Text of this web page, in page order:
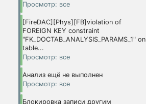
Просмотр: все
[FireDAC][Phys][FB]violation of
FOREIGN KEY constraint
"FK_DOCTAB_ANALYSIS_PARAMS_1" on
table...
Просмотр: все
Анализ ещё не выполнен
Просмотр: все
Блокировка записи другим